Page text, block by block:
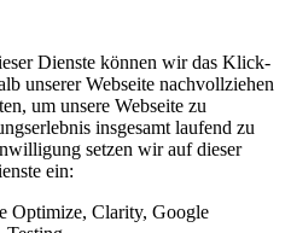
Dienste können wir das Klick-
unserer Webseite nachvollziehen
um unsere Webseite zu
insgesamt laufend zu
setzen wir auf dieser
ein:
Optimize, Clarity, Google